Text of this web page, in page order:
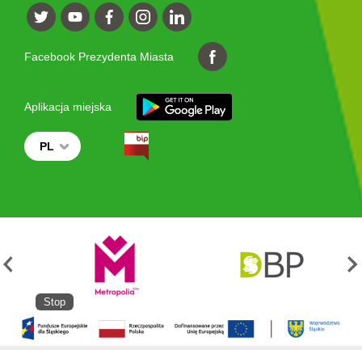
Facebook Prezydenta Miasta
Aplikacja miejska
PL
Stop